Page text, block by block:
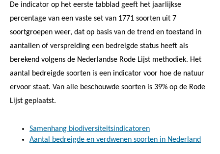
De indicator op het eerste tabblad geeft het jaarlijkse
percentage van een vaste set van 1771 soorten uit 7
soortgroepen weer, dat op basis van de trend en toestand in
aantallen of verspreiding een bedreigde status heeft als
berekend volgens de Nederlandse Rode Lijst methodiek. Het
aantal bedreigde soorten is een indicator voor hoe de natuur
ervoor staat. Van alle beschouwde soorten is 39% op de Rode
Lijst geplaatst.
Samenhang biodiversiteitsindicatoren
Aantal bedreigde en verdwenen soorten in Nederland